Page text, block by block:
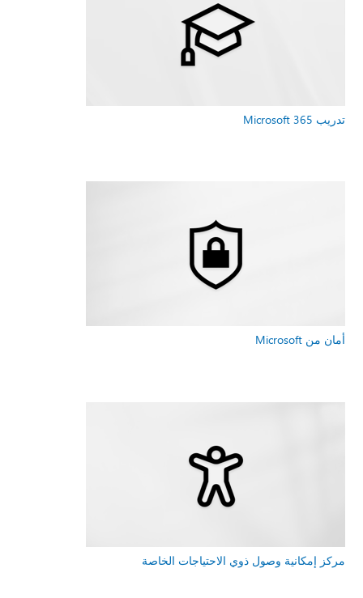
تدريب Microsoft 365
أمان من Microsoft
مركز إمكانية وصول ذوي الاحتياجات الخاصة